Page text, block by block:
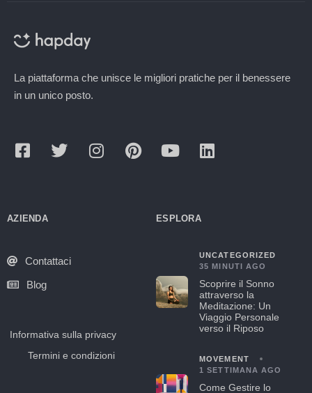
La piattaforma che unisce le migliori pratiche per il benessere
in un unico posto.
AZIENDA
Contattaci
Blog
Informativa sulla privacy
Termini e condizioni
ESPLORA
UNCATEGORIZED
35 MINUTI AGO
Scoprire il Sonno
attraverso la
Meditazione: Un
Viaggio Personale
verso il Riposo
MOVEMENT
1 SETTIMANA AGO
Come Gestire lo